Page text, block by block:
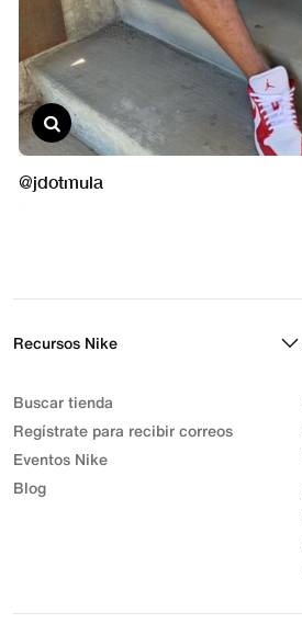
Recursos Nike
Buscar tienda
Regístrate para recibir correos
Eventos Nike
Blog